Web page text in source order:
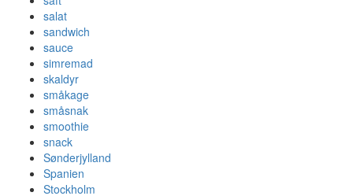
salat
sandwich
sauce
simremad
skaldyr
småkage
småsnak
smoothie
snack
Sønderjylland
Spanien
Stockholm